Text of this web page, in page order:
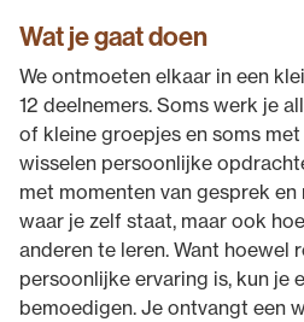
Wat je gaat doen
We ontmoeten elkaar in een
12 deelnemers. Soms werk je
of kleine groepjes en soms
wisselen persoonlijke
met momenten van gesprek
waar je zelf staat, maar ook
anderen te leren. Want hoewel
persoonlijke ervaring is, kun je
bemoedigen. Je ontvangt een